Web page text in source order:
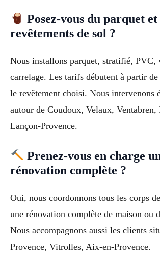
Posez-vous du parquet et
revêtements de sol ?
Nous installons parquet, stratifié, PVC,
carrelage. Les tarifs débutent à partir de
le revêtement choisi. Nous intervenons
autour de Coudoux, Velaux, Ventabren,
Lançon-Provence.
Prenez-vous en charge
rénovation complète ?
Oui, nous coordonnons tous les corps
une rénovation complète de maison ou
Nous accompagnons aussi les clients
Provence, Vitrolles, Aix-en-Provence.